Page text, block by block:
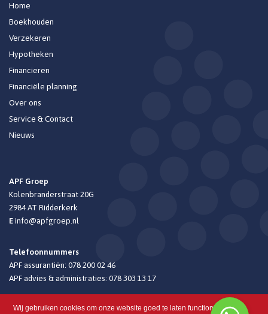
Wij gebruiken cookies om onze website goed te laten functioneren.
Home
Boekhouden
Verzekeren
Hypotheken
Financieren
Financiële planning
Over ons
Service & Contact
Nieuws
APF Groep
Kolenbranderstraat 20G
2984 AT Ridderkerk
Einfo@apfgroep.nl
Telefoonnummers
APF assurantiën: 078 200 02 46
APF advies & administraties: 078 303 13 17